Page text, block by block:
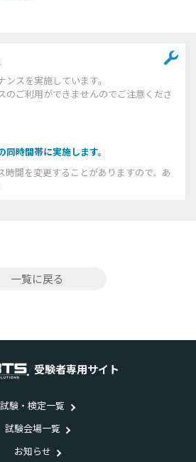
スを実施しています。
のご利用ができませんのでご注意くださ
時間帯に実施します。
時間を変更することがありますので、あ
一覧に戻る
受験者専用サイト
試験・検定一覧
試験会場一覧
お知らせ